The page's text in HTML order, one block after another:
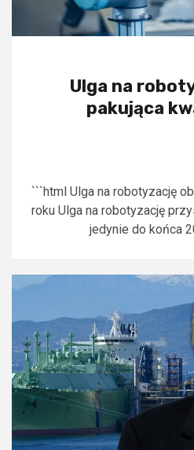
Ulga na
pakująca
```html Ulga na robotyzację
roku Ulga na robotyzację
jedynie do końca